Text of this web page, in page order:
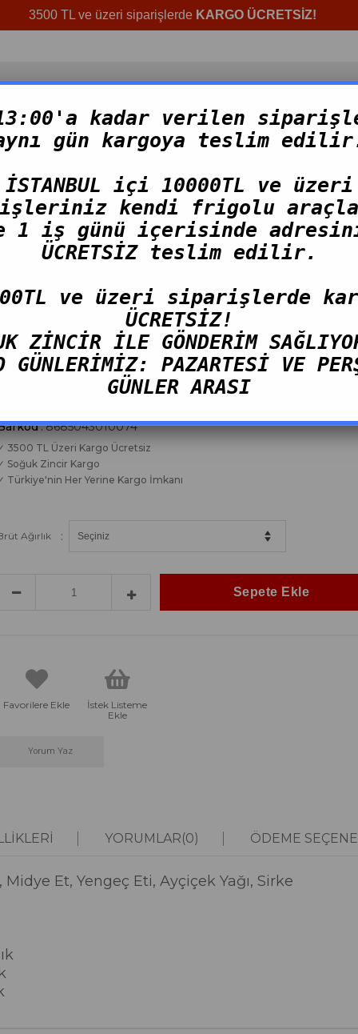
3500 TL ve üzeri siparişlerde KARGO ÜCRETSİZ!
HAZIR ÜRÜNLER TOPTAN ÜRÜNLER TAZE
Ürünleri Salatası
TL(KDV Dahil)
:183
:8685043010074
3500 TL Üzeri Kargo Ücretsiz
Soğuk Zincir Kargo
Türkiye'nin Her Yerine Kargo İmkanı
Ağırlık :
Favorilere Ekle
İstek Listeme
Ekle
Yorum Yaz
YORUMLAR(0) ÖDEME
Et, Yengeç Eti, Ayçiçek Yağı, Sirke
kadar verilen
gün kargoya teslim
İSTANBUL içi 10000TL ve üzeri
kendi frigolu
1 iş günü içerisinde
ÜCRETSİZ teslim edilir.
ve üzeri siparişlerde
ÜCRETSİZ!
ZİNCİR İLE GÖNDERİM
GÜNLERİMİZ: PAZARTESİ VE
GÜNLER ARASI